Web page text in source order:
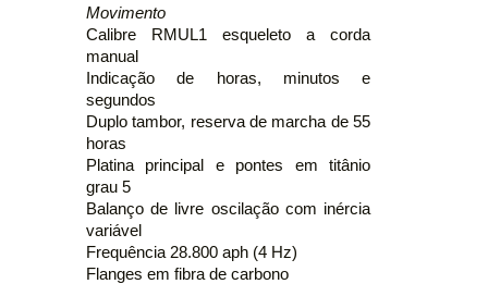
Movimento
Calibre RMUL1 esqueleto a corda
manual
Indicação de horas, minutos e
segundos
Duplo tambor, reserva de marcha de 55
horas
Platina principal e pontes em titânio
grau 5
Balanço de livre oscilação com inércia
variável
Frequência 28.800 aph (4 Hz)
Flanges em fibra de carbono